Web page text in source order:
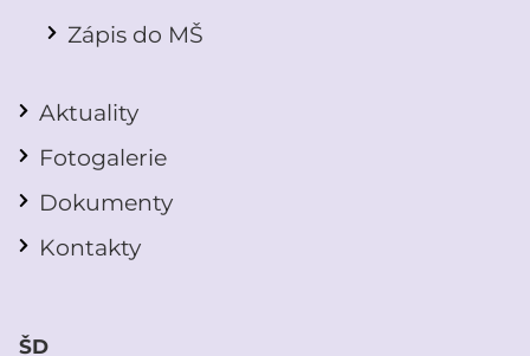
Zápis do MŠ
Aktuality
Fotogalerie
Dokumenty
Kontakty
ŠD